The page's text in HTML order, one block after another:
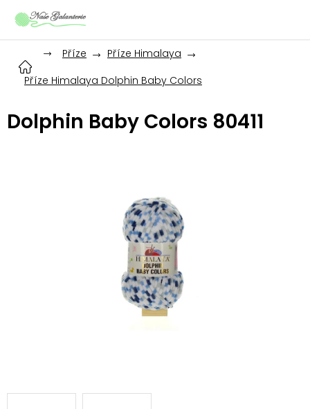
Příze
Příze Himalaya
Příze Himalaya Dolphin Baby Colors
Dolphin Baby Colors 80411